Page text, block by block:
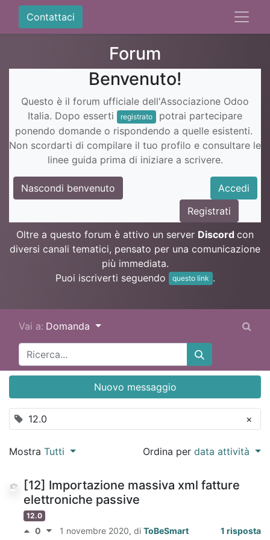
Contattaci
Forum
Benvenuto!
Questo è il forum ufficiale dell'Associazione Odoo
Italia. Dopo esserti
registrato
potrai partecipare
ponendo domande o rispondendo a quelle esistenti.
Non scordarti di compilare il tuo profilo e consultare le
linee guida prima di iniziare a scrivere.
Nascondi benvenuto
Accedi
Registrati
Oltre a questo forum è attivo un server Discord con
diversi canali tematici, pensato per una comunicazione
più immediata.
Puoi iscriverti seguendo
questo link .
Vai a: Domanda
12.0 ×
Nuovo messaggio
Mostra Tutti Ordina perdata attività
[12] Importazione massiva xml fatture
elettroniche passive
12.0
0 1 novembre 2020, di ToBeSmart 1 risposta